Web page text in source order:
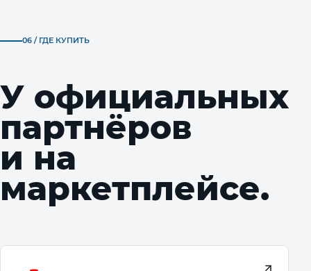
06 / ГДЕ КУПИТЬ
У официальных
партнёров
и на
маркетплейсе.